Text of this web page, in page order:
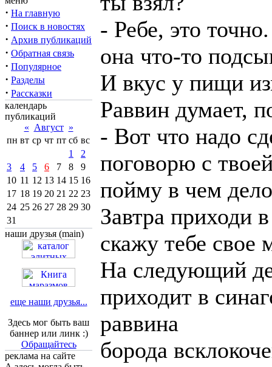
· На главную
· Поиск в новостях
· Архив публикаций
· Обратная связь
· Популярное
· Разделы
· Рассказки
календарь
публикаций
« Август »
пн вт ср чт пт сб вс
1
2
3
4 5 6 7 8
9
10 11 12 13 14 15 16
17 18 19 20 21 22 23
24 25 26 27 28 29 30
31
наши друзья (main)
еще наши друзья...
Здесь мог быть ваш
баннер или линк :)
Обращайтесь
реклама на сайте
- Ребе, это
она что-то
И вкус у пищи
Раввин думает,
- Вот что надо
поговорю с
пойму в чем
Завтра приходи
скажу тебе свое
Hа следующий
приходит в
раввина
борода